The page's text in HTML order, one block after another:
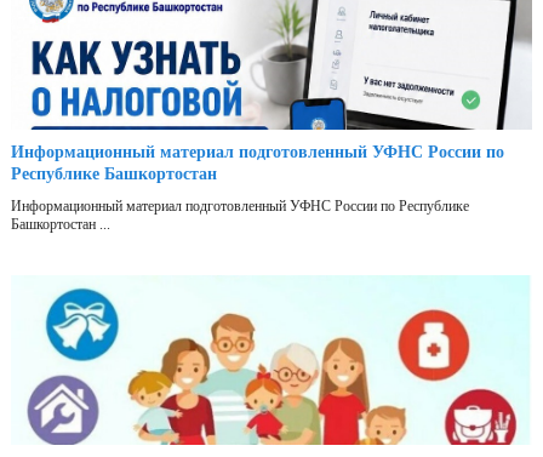
Информационный материал подготовленный УФНС России по
Республике Башкортостан
Информационный материал подготовленный УФНС России по Республике
Башкортостан ...